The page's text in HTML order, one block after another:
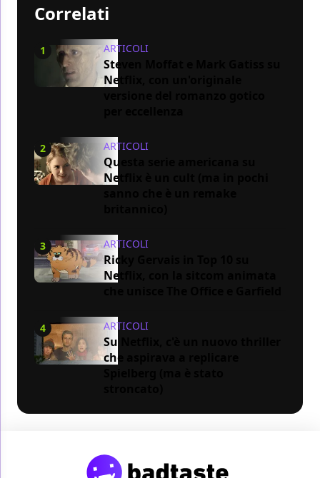
Correlati
1 ARTICOLI
Steven Moffat e Mark Gatiss su
Netflix, con un'originale
2 ARTICOLI
Questa serie americana su
Netflix è un cult (ma in pochi
3 ARTICOLI
Ricky Gervais in Top 10 su
Netflix, con la sitcom animata
4 ARTICOLI
Su Netflix, c'è un nuovo thriller
che aspirava a replicare